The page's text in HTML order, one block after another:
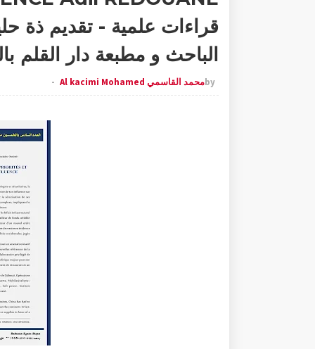
قراءات علمية - تقديم ذة
الباحث و مطبعة دار القلم
byمحمد القاسمي Al kacimi Mohamed